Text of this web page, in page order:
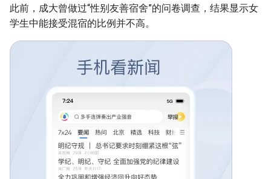
此前，成大曾做过“性别友善宿舍”的问卷调查，结果显示女
学生中能接受混宿的比例并不高。